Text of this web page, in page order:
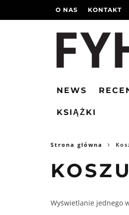
O NAS KONTAKT
NEWS
KSIĄŻKI
Strona główna
Wyświetlanie jednego